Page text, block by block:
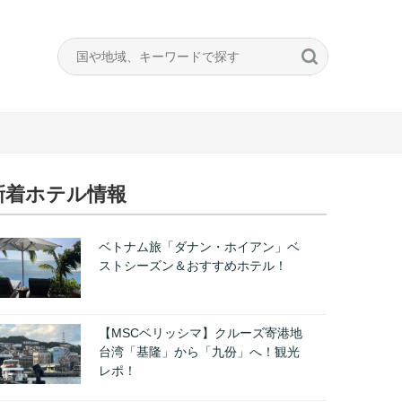
着ホテル情報
ベトナム旅「ダナン・ホイアン」ベ
ストシーズン＆おすすめホテル！
【MSCベリッシマ】クルーズ寄港地
台湾「基隆」から「九份」へ！観光
レポ！